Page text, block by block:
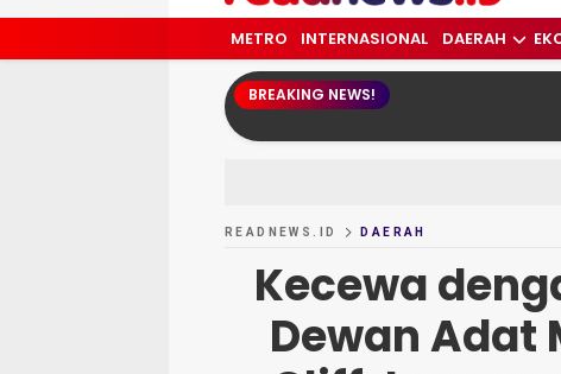
readnews.id
Berita Terkini, Update Terbaru Hari ini dari
METRO INTERNASIONAL DAERAH
BREAKING NEWS!
READNEWS.ID DAERAH
Kecewa
Dewan Adat